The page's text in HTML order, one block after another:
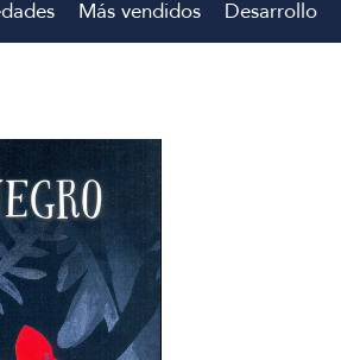
Más vendidos Desarrollo